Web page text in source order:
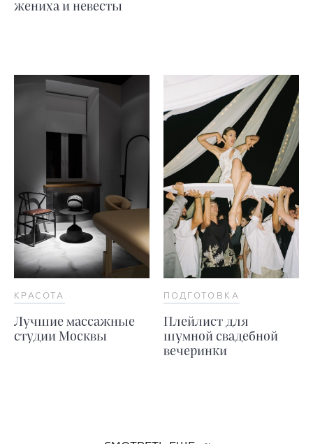
жениха и невесты
КРАСОТА
Лучшие массажные
студии Москвы
ПОДГОТОВКА
Плейлист для
шумной свадебной
вечеринки